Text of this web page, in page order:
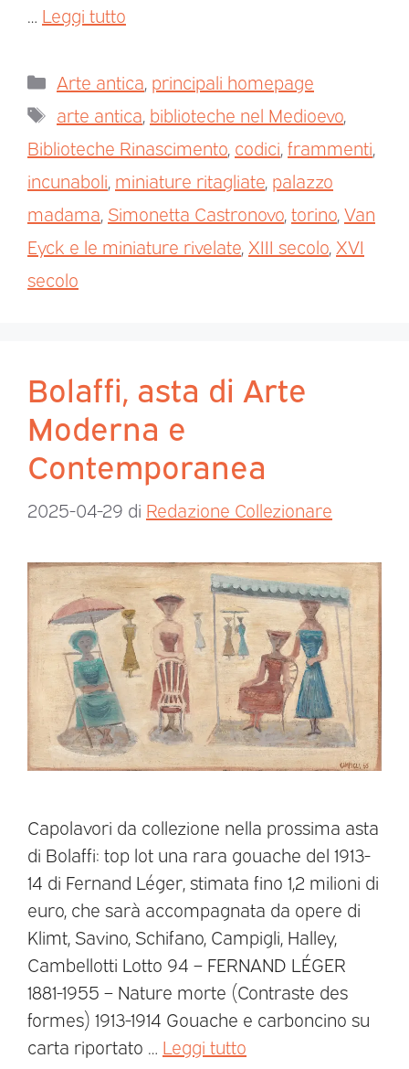
Leggi tutto
Arte antica principali homepage
arte antica biblioteche nel Medioevo
Biblioteche Rinascimento codici frammenti
incunaboli miniature ritagliate palazzo
madama Simonetta Castronovo torino Van
Eyck e le miniature rivelate XIII secolo XVI
secolo
Bolaffi, asta di Arte
Moderna e
Contemporanea
2025-04-29 di Redazione Collezionare
Capolavori da collezione nella prossima asta
di Bolaffi: top lot una rara gouache del 1913-
14 di Fernand Léger, stimata fino 1,2 milioni di
euro, che sarà accompagnata da opere di
Klimt, Savino, Schifano, Campigli, Halley,
Cambellotti Lotto 94 – FERNAND LÉGER
1881-1955 – Nature morte (Contraste des
formes) 1913-1914 Gouache e carboncino su
carta riportato … Leggi tutto